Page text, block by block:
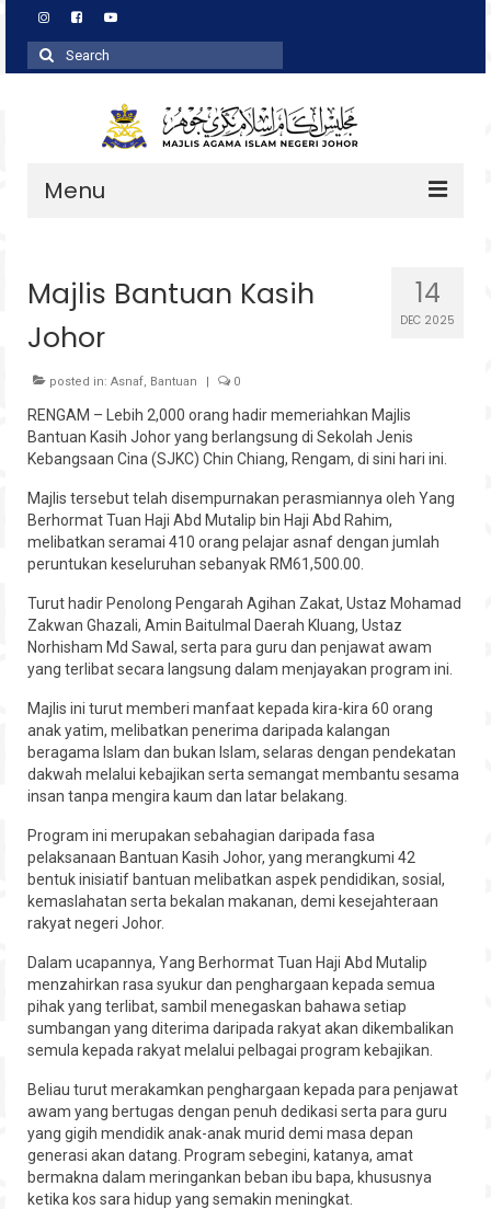
Search
for:
Menu
Zakat
Agihan
Wakaf
Baitulmal
Pembangunan Asnaf
Hubungi
14
DEC 2025
Majlis Bantuan Kasih
Johor
posted in: Asnaf, Bantuan | 0
RENGAM – Lebih 2,000 orang hadir memeriahkan Majlis
Bantuan Kasih Johor yang berlangsung di Sekolah Jenis
Kebangsaan Cina (SJKC) Chin Chiang, Rengam, di sini hari ini.
Majlis tersebut telah disempurnakan perasmiannya oleh Yang
Berhormat Tuan Haji Abd Mutalip bin Haji Abd Rahim,
melibatkan seramai 410 orang pelajar asnaf dengan jumlah
peruntukan keseluruhan sebanyak RM61,500.00.
Turut hadir Penolong Pengarah Agihan Zakat, Ustaz Mohamad
Zakwan Ghazali, Amin Baitulmal Daerah Kluang, Ustaz
Norhisham Md Sawal, serta para guru dan penjawat awam
yang terlibat secara langsung dalam menjayakan program ini.
Majlis ini turut memberi manfaat kepada kira-kira 60 orang
anak yatim, melibatkan penerima daripada kalangan
beragama Islam dan bukan Islam, selaras dengan pendekatan
dakwah melalui kebajikan serta semangat membantu sesama
insan tanpa mengira kaum dan latar belakang.
Program ini merupakan sebahagian daripada fasa
pelaksanaan Bantuan Kasih Johor, yang merangkumi 42
bentuk inisiatif bantuan melibatkan aspek pendidikan, sosial,
kemaslahatan serta bekalan makanan, demi kesejahteraan
rakyat negeri Johor.
Dalam ucapannya, Yang Berhormat Tuan Haji Abd Mutalip
menzahirkan rasa syukur dan penghargaan kepada semua
pihak yang terlibat, sambil menegaskan bahawa setiap
sumbangan yang diterima daripada rakyat akan dikembalikan
semula kepada rakyat melalui pelbagai program kebajikan.
Beliau turut merakamkan penghargaan kepada para penjawat
awam yang bertugas dengan penuh dedikasi serta para guru
yang gigih mendidik anak-anak murid demi masa depan
generasi akan datang. Program sebegini, katanya, amat
bermakna dalam meringankan beban ibu bapa, khususnya
ketika kos sara hidup yang semakin meningkat.